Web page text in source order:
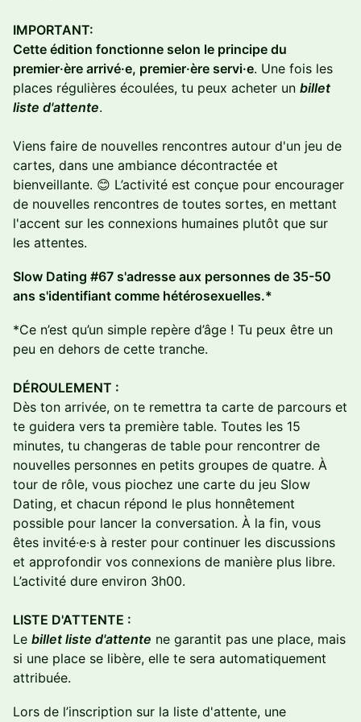
IMPORTANT:
Cette édition fonctionne selon le principe du
premier·ère arrivé·e, premier·ère servi·e. Une fois les
places régulières écoulées, tu peux acheter un billet
liste d'attente.
Viens faire de nouvelles rencontres autour d'un jeu de
cartes, dans une ambiance décontractée et
bienveillante. 😊 L’activité est conçue pour encourager
de nouvelles rencontres de toutes sortes, en mettant
l'accent sur les connexions humaines plutôt que sur
les attentes.
S low Dating #67 s'adresse aux personnes de 35-50
ans s'identifiant comme hétérosexuelles.*
*Ce n’est qu’un simple repère d’âge ! Tu peux être un
peu en dehors de cette tranche.
DÉROULEMENT :
Dès ton arrivée, on te remettra ta carte de parcours et
te guidera vers ta première table. Toutes les 15
minutes, tu changeras de table pour rencontrer de
nouvelles personnes en petits groupes de quatre. À
tour de rôle, vous piochez une carte du jeu Slow
Dating, et chacun répond le plus honnêtement
possible pour lancer la conversation. À la fin, vous
êtes invité·e·s à rester pour continuer les discussions
et approfondir vos connexions de manière plus libre.
L’activité dure environ 3h00.
LISTE D'ATTENTE :
Le billet liste d'attente ne garantit pas une place, mais
si une place se libère, elle te sera automatiquement
attribuée.
Lors de l’inscription sur la liste d'attente, une